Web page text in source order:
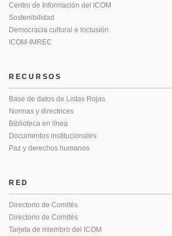
Centro de Información del ICOM
Sostenibilidad
Democracia cultural e inclusión
ICOM-IMREC
RECURSOS
Base de datos de Listas Rojas
Normas y directrices
Biblioteca en línea
Documentos institucionales
Paz y derechos humanos
RED
Directorio de Comités
Directorio de Comités
Tarjeta de miembro del ICOM